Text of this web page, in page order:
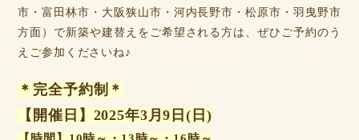
市・富田林市・大阪狭山市・河内長野市・松原市・羽曳野市
方面）で新築や建替えをご希望される方は、ぜひご予約のう
えご参加くださいね♪
＊完全予約制＊
【開催日】2025年3月9日(日)